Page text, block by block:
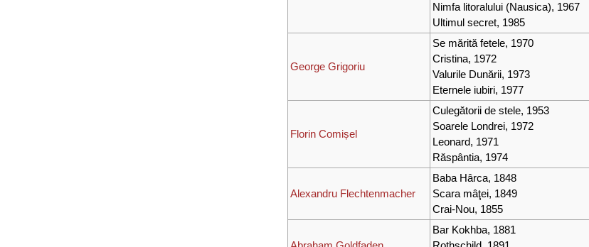
Nimfa litoralului (Nausica), 1967
Ultimul secret, 1985
George Grigoriu
Se mărită fetele, 1970
Cristina, 1972
Valurile Dunării, 1973
Eternele iubiri, 1977
Florin Comișel
Culegătorii de stele, 1953
Soarele Londrei, 1972
Leonard, 1971
Răspântia, 1974
Alexandru Flechtenmacher
Baba Hârca, 1848
Scara mâţei, 1849
Crai-Nou, 1855
Bar Kokhba, 1881